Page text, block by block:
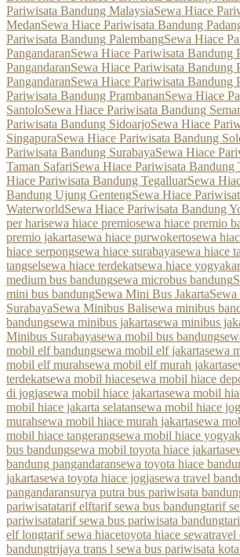
Pariwisata Bandung MalaysiaSewa Hiace
MedanSewa Hiace Pariwisata Bandung
Pariwisata Bandung PalembangSewa Hiace
PangandaranSewa Hiace Pariwisata Bandung
PangandaranSewa Hiace Pariwisata Bandung
PangandaranSewa Hiace Pariwisata Bandung
Pariwisata Bandung PrambananSewa Hiace
SantoloSewa Hiace Pariwisata Bandung
Pariwisata Bandung SidoarjoSewa Hiace
SingapuraSewa Hiace Pariwisata Bandung
Pariwisata Bandung SurabayaSewa Hiace
Taman SafariSewa Hiace Pariwisata Bandung
Hiace Pariwisata Bandung TegalluarSewa
Bandung Ujung GentengSewa Hiace
WaterworldSewa Hiace Pariwisata Bandung
per harisewa hiace premiosewa hiace premio
premio jakartasewa hiace purwokertosewa
hiace serpongsewa hiace surabayasewa hiace
tangselsewa hiace terdekatsewa hiace
medium bus bandungsewa microbus bandung
mini bus bandungSewa Mini Bus Jakarta
SurabayaSewa Minibus Balisewa minibus
bandungsewa minibus jakartasewa minibus
Minibus Surabayasewa mobil bus bandung
mobil elf bandungsewa mobil elf jakartasewa
mobil elf murahsewa mobil elf murah jakarta
terdekatsewa mobil hiacesewa mobil hiace
di jogjasewa mobil hiace jakartasewa mobil
mobil hiace jakarta selatansewa mobil hiace
murahsewa mobil hiace murah jakartasewa
mobil hiace tangerangsewa mobil hiace
bus bandungsewa mobil toyota hiace jakarta
bandung pangandaransewa toyota hiace
jakartasewa toyota hiace jogjasewa travel
pangandaransurya putra bus pariwisata
pariwisatatarif elftarif sewa bus bandungtarif
pariwisatatarif sewa bus pariwisata bandung
elf longtarif sewa hiacetoyota hiace sewatravel
bandungtrijaya trans l sewa bus pariwisata